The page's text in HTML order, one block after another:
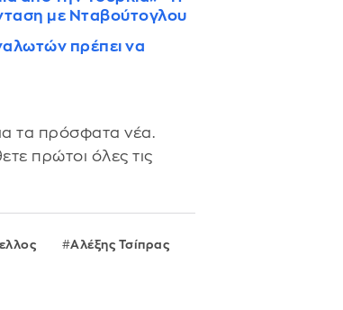
με Νταβούτογλου
πρέπει να
τα πρόσφατα νέα.
πρώτοι όλες τις
Αλέξης Τσίπρας